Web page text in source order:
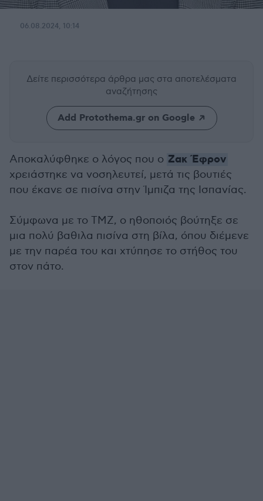
06.08.2024, 10:14
Δείτε περισσότερα άρθρα μας στα αποτελέσματα
αναζήτησης
Add Protothema.gr on Google
Αποκαλύφθηκε ο λόγος που ο Ζακ Έφρον
χρειάστηκε να νοσηλευτεί, μετά τις βουτιές
που έκανε σε πισίνα στην Ίμπιζα της Ισπανίας.
Σύμφωνα με το ΤΜΖ, ο ηθοποιός βούτηξε σε
μια πολύ βαθιλα πισίνα στη βίλα, όπου διέμενε
με την παρέα του και χτύπησε το στήθος του
στον πάτο.